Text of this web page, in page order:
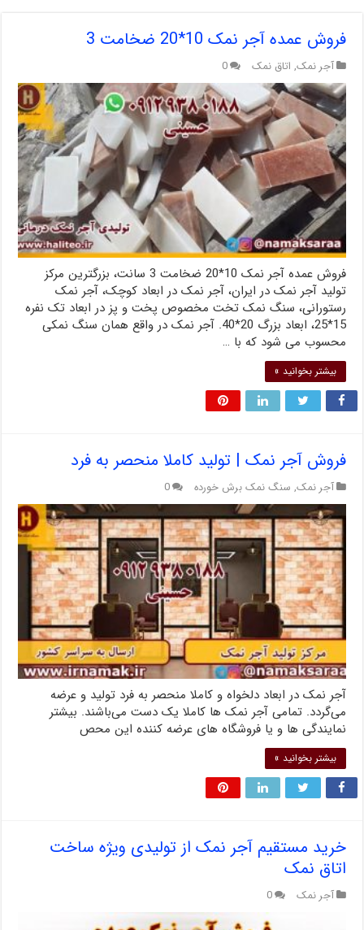
فروش عمده آجر نمک 10*20 ضخامت 3
آجر نمک, اتاق نمک 0
فروش عمده آجر نمک 10*20 ضخامت 3 سانت، بزرگترین مرکز
تولید آجر نمک در ایران، آجر نمک در ابعاد کوچک، آجر نمک
رستورانی، سنگ نمک تخت مخصوص پخت و پز در ابعاد تک نفره
15*25، ابعاد بزرگ 20*40. آجر نمک در واقع همان سنگ نمکی
محسوب می شود که با …
بیشتر بخوانید »
فروش آجر نمک | تولید کاملا منحصر به فرد
آجر نمک, سنگ نمک برش خورده 0
آجر نمک در ابعاد دلخواه و کاملا منحصر به فرد تولید و عرضه
می‌گردد. تمامی آجر نمک ها کاملا یک دست می‌باشند. بیشتر
نمایندگی ها و یا فروشگاه های عرضه کننده این محص
بیشتر بخوانید »
خرید مستقیم آجر نمک از تولیدی ویژه ساخت
اتاق نمک
آجر نمک 0